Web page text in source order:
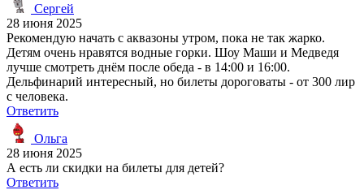
Сергей
28 июня 2025
Рекомендую начать с аквазоны утром, пока не так жарко.
Детям очень нравятся водные горки. Шоу Маши и Медведя
лучше смотреть днём после обеда - в 14:00 и 16:00.
Дельфинарий интересный, но билеты дороговаты - от 300 лир
с человека.
Ответить
Ольга
28 июня 2025
А есть ли скидки на билеты для детей?
Ответить